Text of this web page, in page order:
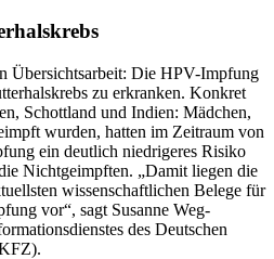
Übersichtsarbeit: Die HPV-Impfung
zu erkranken. Konkret
Schottland und Indien: Mädchen,
wurden, hatten im Zeitraum von
ein deutlich niedrigeres Risiko
Nichtgeimpften. „Damit liegen die
wissenschaftlichen Belege für
vor“, sagt Susanne Weg-
des Deutschen